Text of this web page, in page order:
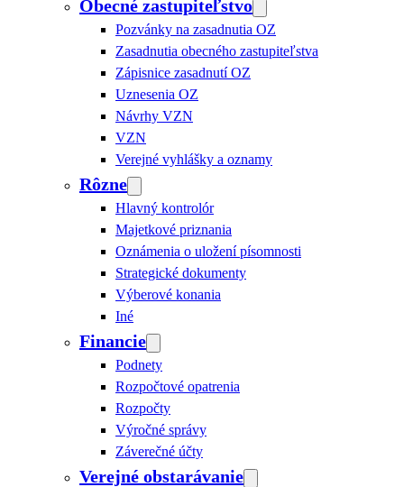
Obecné zastupiteľstvo
Pozvánky na zasadnutia OZ
Zasadnutia obecného zastupiteľstva
Zápisnice zasadnutí OZ
Uznesenia OZ
Návrhy VZN
VZN
Verejné vyhlášky a oznamy
Rôzne
Hlavný kontrolór
Majetkové priznania
Oznámenia o uložení písomnosti
Strategické dokumenty
Výberové konania
Iné
Financie
Podnety
Rozpočtové opatrenia
Rozpočty
Výročné správy
Záverečné účty
Verejné obstarávanie